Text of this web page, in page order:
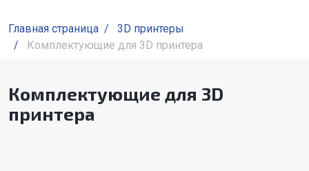
Главная страница /
3D принтеры
/
Комплектующие для 3D принтера
Комплектующие для 3D
принтера